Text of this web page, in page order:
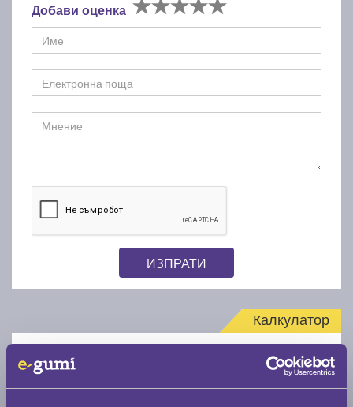
Добави оценка
ИЗПРАТИ
Калкулатор